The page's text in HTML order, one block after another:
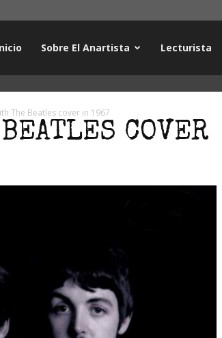
Sobre El Anartista Lecturista
The Beatles cover in 1967
COVER